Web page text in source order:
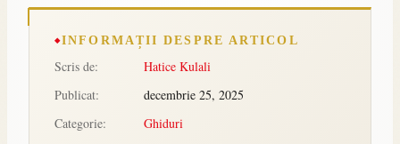
INFORMAȚII DESPRE ARTICOL
Scris de:
Hatice Kulali
Publicat:
decembrie 25, 2025
Categorie:
Ghiduri